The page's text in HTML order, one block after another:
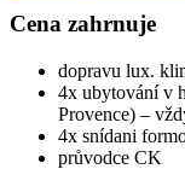
Cena zahrnuje
dopravu lux.
4x ubytování v
Provence) –
4x snídani
průvodce CK